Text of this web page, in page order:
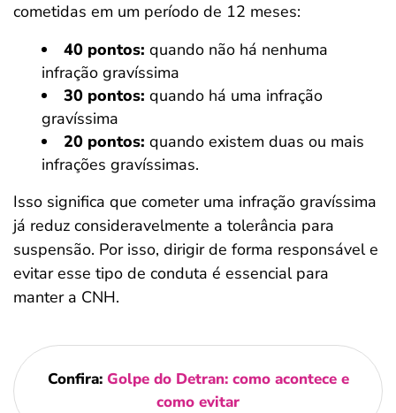
cometidas em um período de 12 meses:
40 pontos: quando não há nenhuma
infração gravíssima
30 pontos: quando há uma infração
gravíssima
20 pontos: quando existem duas ou mais
infrações gravíssimas.
Isso significa que cometer uma infração gravíssima
já reduz consideravelmente a tolerância para
suspensão. Por isso, dirigir de forma responsável e
evitar esse tipo de conduta é essencial para
manter a CNH.
Confira: Golpe do Detran: como acontece e
como evitar